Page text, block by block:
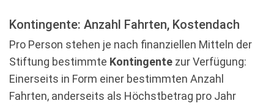
Kontingente: Anzahl Fahrten, Kostendach
Pro Person stehen je nach finanziellen Mitteln der
Stiftung bestimmte Kontingente zur Verfügung:
Einerseits in Form einer bestimmten Anzahl
Fahrten, anderseits als Höchstbetrag pro Jahr